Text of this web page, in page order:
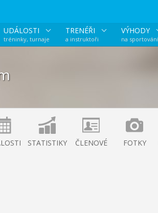
UDÁLOSTI
tréninky, turnaje
TRENÉŘI
a instruktoři
VÝHODY
na sportování
STATISTIKY ČLENOVÉ FOTKY